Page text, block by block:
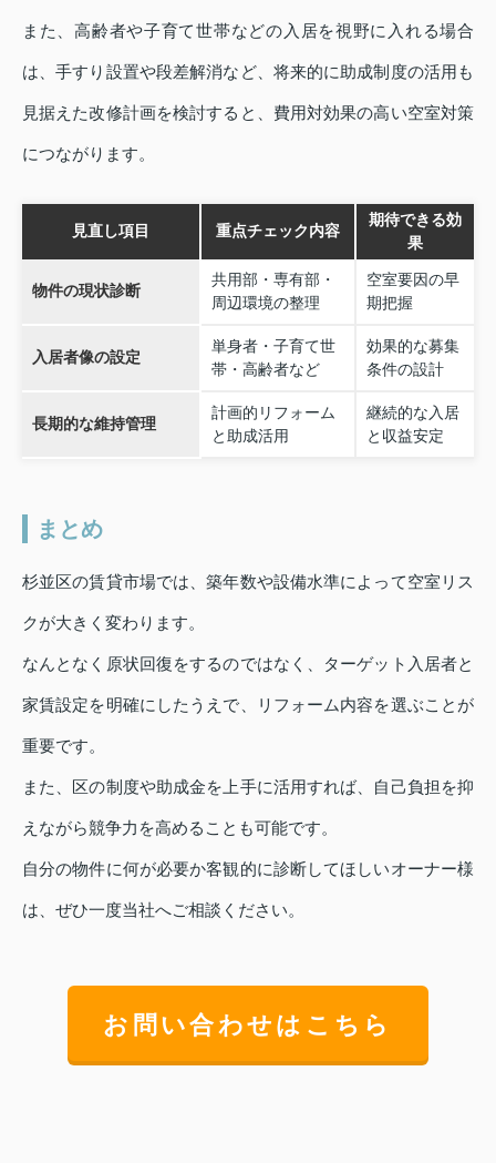
また、高齢者や子育て世帯などの入居を視野に入れる場合
は、手すり設置や段差解消など、将来的に助成制度の活用も
見据えた改修計画を検討すると、費用対効果の高い空室対策
につながります。
見直し項目 重点チェック内容
期待できる効
果
物件の現状診断
共用部・専有部・
周辺環境の整理
空室要因の早
期把握
入居者像の設定
単身者・子育て世
帯・高齢者など
効果的な募集
条件の設計
長期的な維持管理
計画的リフォーム
と助成活用
継続的な入居
と収益安定
まとめ
杉並区の賃貸市場では、築年数や設備水準によって空室リス
クが大きく変わります。
なんとなく原状回復をするのではなく、ターゲット入居者と
家賃設定を明確にしたうえで、リフォーム内容を選ぶことが
重要です。
また、区の制度や助成金を上手に活用すれば、自己負担を抑
えながら競争力を高めることも可能です。
自分の物件に何が必要か客観的に診断してほしいオーナー様
は、ぜひ一度当社へご相談ください。
お問い合わせはこちら